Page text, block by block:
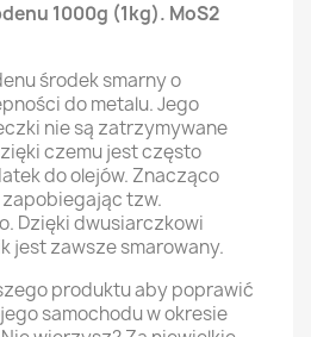
1000g (1kg). MoS2
środek smarny o
do metalu. Jego
nie są zatrzymywane
czemu jest często
do olejów. Znacząco
tzw.
Dzięki dwusiarczkowi
jest zawsze smarowany.
produktu aby poprawić
samochodu w okresie